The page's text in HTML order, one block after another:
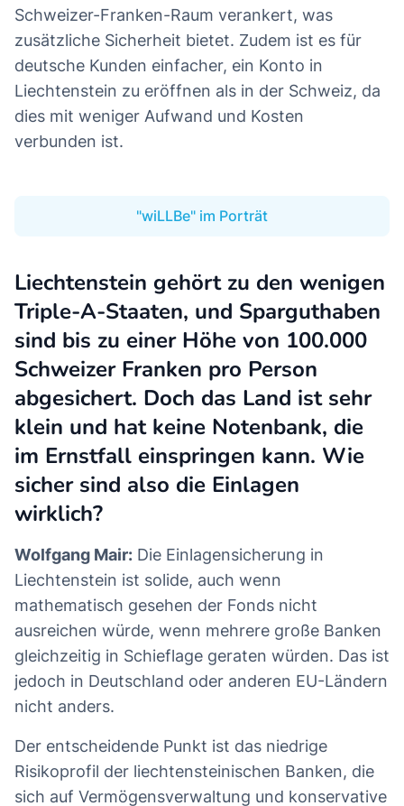
Schweizer-Franken-Raum verankert, was
zusätzliche Sicherheit bietet. Zudem ist es für
deutsche Kunden einfacher, ein Konto in
Liechtenstein zu eröffnen als in der Schweiz, da
dies mit weniger Aufwand und Kosten
verbunden ist.
"wiLLBe" im Porträt
Liechtenstein gehört zu den wenigen
Triple-A-Staaten, und Sparguthaben
sind bis zu einer Höhe von 100.000
Schweizer Franken pro Person
abgesichert. Doch das Land ist sehr
klein und hat keine Notenbank, die
im Ernstfall einspringen kann. Wie
sicher sind also die Einlagen
wirklich?
Wolfgang Mair: Die Einlagensicherung in
Liechtenstein ist solide, auch wenn
mathematisch gesehen der Fonds nicht
ausreichen würde, wenn mehrere große Banken
gleichzeitig in Schieflage geraten würden. Das ist
jedoch in Deutschland oder anderen EU-Ländern
nicht anders.
Der entscheidende Punkt ist das niedrige
Risikoprofil der liechtensteinischen Banken, die
sich auf Vermögensverwaltung und konservative